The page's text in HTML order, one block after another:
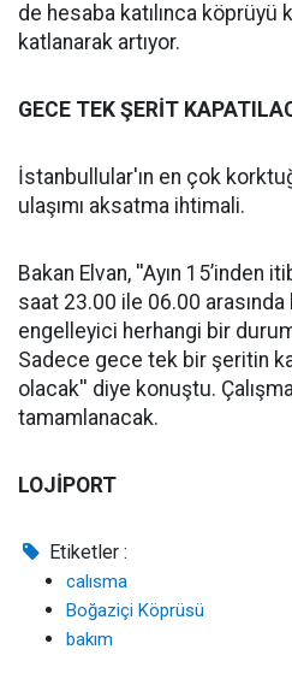
de hesaba katılınca köprüyü
katlanarak artıyor.
GECE TEK ŞERİT
İstanbullular'ın en çok
ulaşımı aksatma ihtimali.
Bakan Elvan, ''Ayın 15’inden
saat 23.00 ile 06.00 arasında
engelleyici herhangi bir
Sadece gece tek bir şeritin
olacak'' diye konuştu.
tamamlanacak.
LOJİPORT
Etiketler :
calısma
Boğaziçi Köprüsü
bakım